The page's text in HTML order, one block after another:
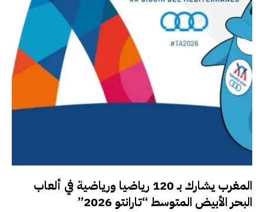
المغرب يشارك بـ 120 رياضيا ورياضية في ألعاب
البحر الأبيض المتوسط “تارانتو 2026”